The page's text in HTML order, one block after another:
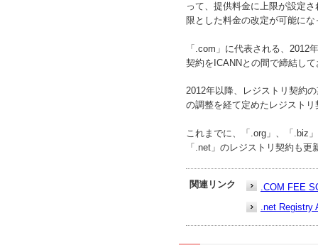
って、提供料金に上限が設定
限とした料金の改定が可能に
「.com」に代表される、2012
契約をICANNとの間で締結し
2012年以降、レジストリ契約
の調整を経て定めたレジスト
これまでに、「.org」、「.biz
「.net」のレジストリ契約も
関連リンク
.COM FEE
.net Registry